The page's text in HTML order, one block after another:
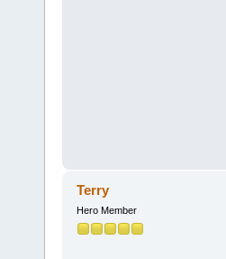
Terry
Hero Member